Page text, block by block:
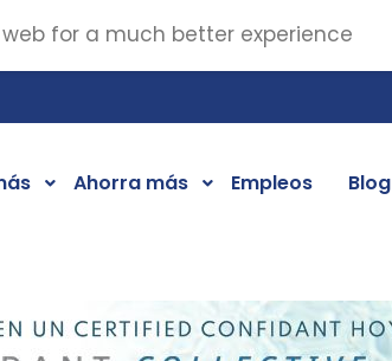
Ahorra más Empleos Blog
for a much better experience